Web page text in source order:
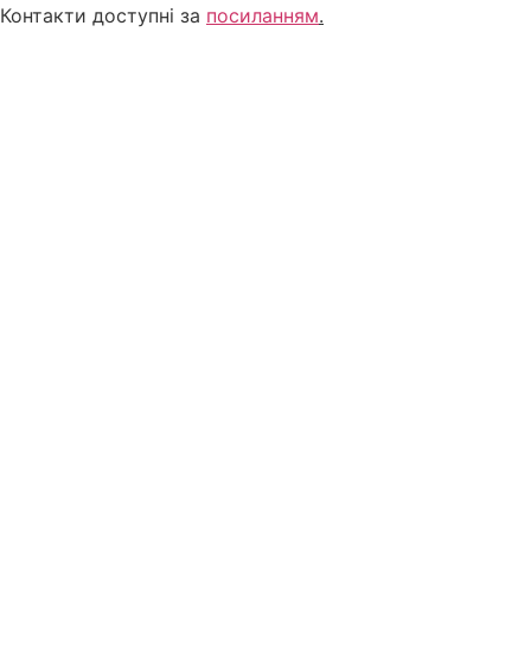
Контакти доступні за посиланням.